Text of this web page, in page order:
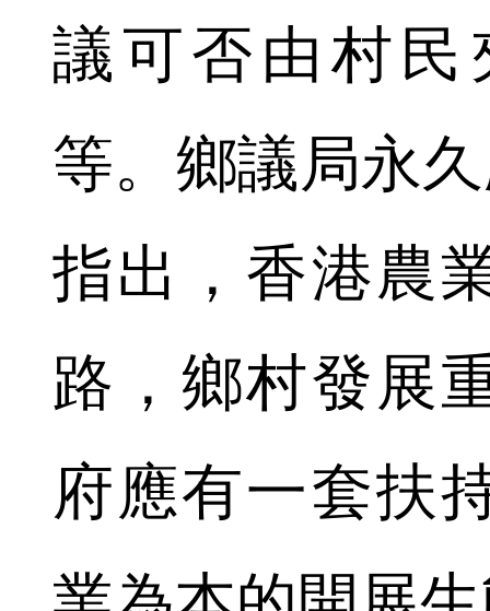
議可否由村民
等。鄉議局永
指出，香港農
路，鄉村發展
府應有一套扶